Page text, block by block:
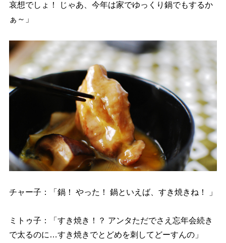
哀想でしょ！ じゃあ、今年は家でゆっくり鍋でもするか
ぁ～」
チャー子：「鍋！ やった！ 鍋といえば、すき焼きね！ 」
ミトゥ子：「すき焼き！？ アンタただでさえ忘年会続き
で太るのに…すき焼きでとどめを刺してどーすんの」